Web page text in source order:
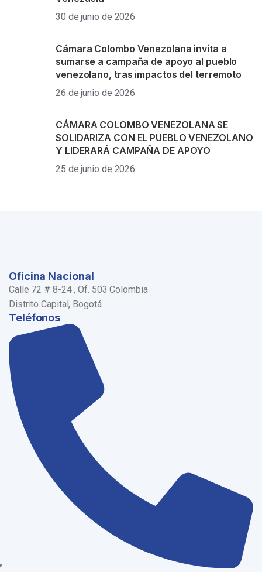
30 de junio de 2026
Cámara Colombo Venezolana invita a
sumarse a campaña de apoyo al pueblo
venezolano, tras impactos del terremoto
26 de junio de 2026
CÁMARA COLOMBO VENEZOLANA SE
SOLIDARIZA CON EL PUEBLO VENEZOLANO
Y LIDERARÁ CAMPAÑA DE APOYO
25 de junio de 2026
Oficina Nacional
Calle 72 # 8-24 , Of. 503 Colombia
Distrito Capital, Bogotá
Teléfonos